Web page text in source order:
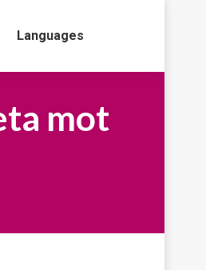
Languages
mot